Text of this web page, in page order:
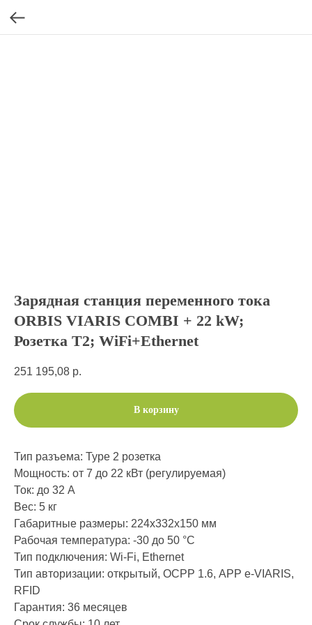
Зарядная станция переменного тока
ORBIS VIARIS COMBI + 22 kW;
Розетка T2; WiFi+Ethernet
251 195,08 р.
В корзину
Тип разъема: Type 2 розетка
Мощность: от 7 до 22 кВт (регулируемая)
Ток: до 32 А
Вес: 5 кг
Габаритные размеры: 224х332х150 мм
Рабочая температура: -30 до 50 °C
Тип подключения: Wi-Fi, Ethernet
Тип авторизации: открытый, ОСРР 1.6, АРР e-VIARIS,
RFID
Гарантия: 36 месяцев